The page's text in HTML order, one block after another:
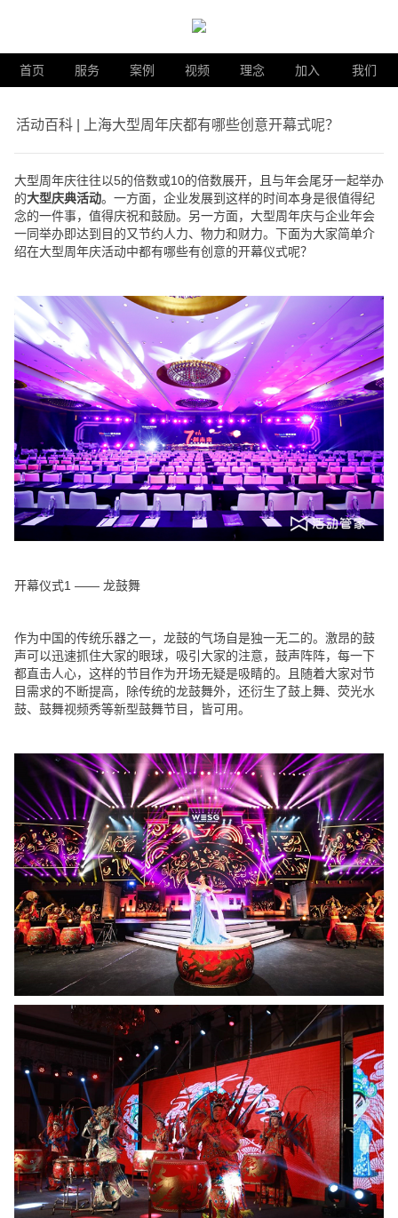
首页 服务 案例 视频 理念 加入 我们
活动百科 | 上海大型周年庆都有哪些创意开幕式呢？
大型周年庆往往以5的倍数或10的倍数展开，且与年会尾牙一起举办
的大型庆典活动。一方面，企业发展到这样的时间本身是很值得纪
念的一件事，值得庆祝和鼓励。另一方面，大型周年庆与企业年会
一同举办即达到目的又节约人力、物力和财力。下面为大家简单介
绍在大型周年庆活动中都有哪些有创意的开幕仪式呢？
开幕仪式1 —— 龙鼓舞
作为中国的传统乐器之一， 龙鼓的气场自是独一无二的。激昂的鼓
声可以迅速抓住大家的眼球，吸引大家的注意，鼓声阵阵，每一下
都直击人心，这样的节目作为开场无疑是吸睛的。且随着大家对节
目需求的不断提高，除传统的龙鼓舞外，还衍生了鼓上舞、荧光水
鼓、鼓舞视频秀等新型鼓舞节目，皆可用。